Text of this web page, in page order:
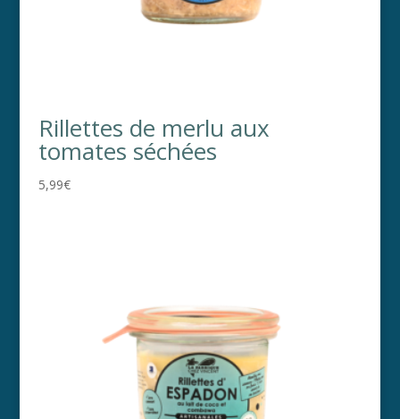
Rillettes de merlu aux
tomates séchées
5,99€